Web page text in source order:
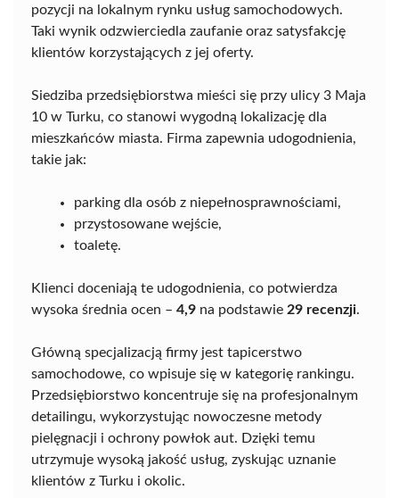
pozycji na lokalnym rynku usług samochodowych.
Taki wynik odzwierciedla zaufanie oraz satysfakcję
klientów korzystających z jej oferty.
Siedziba przedsiębiorstwa mieści się przy ulicy 3 Maja
10 w Turku, co stanowi wygodną lokalizację dla
mieszkańców miasta. Firma zapewnia udogodnienia,
takie jak:
parking dla osób z niepełnosprawnościami,
przystosowane wejście,
toaletę.
Klienci doceniają te udogodnienia, co potwierdza
wysoka średnia ocen – 4,9 na podstawie 29 recenzji.
Główną specjalizacją firmy jest tapicerstwo
samochodowe, co wpisuje się w kategorię rankingu.
Przedsiębiorstwo koncentruje się na profesjonalnym
detailingu, wykorzystując nowoczesne metody
pielęgnacji i ochrony powłok aut. Dzięki temu
utrzymuje wysoką jakość usług, zyskując uznanie
klientów z Turku i okolic.